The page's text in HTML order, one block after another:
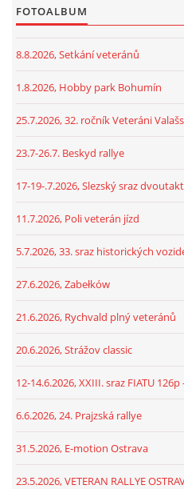
FOTOALBUM
8.8.2026, Setkání veteránů
1.8.2026, Hobby park Bohumín
25.7.2026, 32. ročník Veteráni
23.7-26.7. Beskyd rallye
17-19-.7.2026, Slezský sraz
11.7.2026, Poli veterán jízd
5.7.2026, 33. sraz historických
27.6.2026, Zabełków
21.6.2026, Rychvald plný veteránů
20.6.2026, Strážov classic
12-14.6.2026, XXIII. sraz FIATU
6.6.2026, 24. Prajzská rallye
31.5.2026, E-motion Ostrava
23.5.2026, VETERAN RALLYE